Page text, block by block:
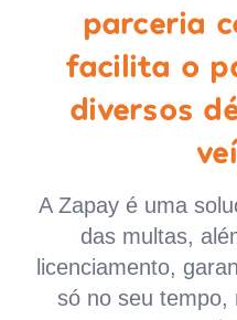
parceria
facilita o
diversos
A Zapay é uma
das multas,
licenciamento,
só no seu tempo,